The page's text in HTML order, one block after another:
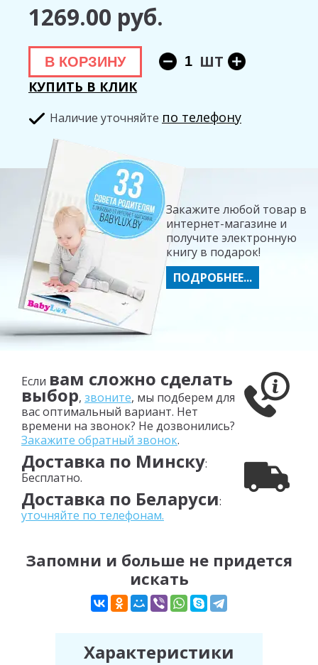
1269.00 руб.
В КОРЗИНУ ШТ
КУПИТЬ В КЛИК
Hаличие уточняйте по телефону
Закажите любой товар в
интернет-магазине и
получите электронную
книгу в подарок!
ПОДРОБНЕЕ...
Если вам сложно сделать
выбор, звоните, мы подберем для
вас оптимальный вариант. Нет
времени на звонок? Не дозвонились?
Закажите обратный звонок.
Доставка по Минску:
Бесплатно.
Доставка по Беларуси:
уточняйте по телефонам.
Запомни и больше не придется
искать
Характеристики